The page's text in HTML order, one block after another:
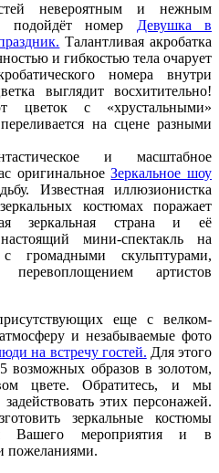
невероятным и нежным
подойдёт номер Девушка в
Талантливая акробатка
и гибкостью тела очарует
номера внутри
выглядит восхитительно!
цветок с «хрустальными»
на сцене разными
и масштабное
оригинальноеЗеркальное шоу
Известная иллюзионистка
костюмах поражает
зеркальная страна и её
мини-спектакль на
громадными скульптурами,
артистов
еще с велком-
и незабываемые фото
на встречу гостей. Для этого
возможных образов в золотом,
цвете. Обратитесь, и мы
этих персонажей.
зеркальные костюмы
Вашего мероприятия и в
пожеланиями.